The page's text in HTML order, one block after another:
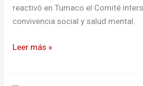
reactivó en Tumaco el Comité
convivencia social y salud mental.
Leer más »